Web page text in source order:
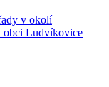
v okolí
obci Ludvíkovice